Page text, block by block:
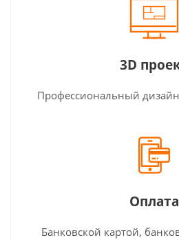
3D
Профессиональный
Оплата
Банковской картой,